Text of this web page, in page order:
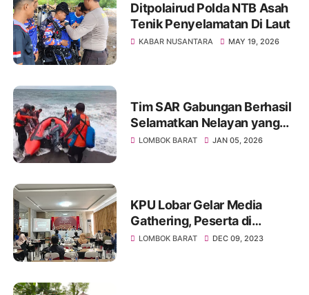
Ditpolairud Polda NTB Asah
Tenik Penyelamatan Di Laut
KABAR NUSANTARA MAY 19, 2026
Tim SAR Gabungan Berhasil
Selamatkan Nelayan yang
Pingsan di Tengah Laut
LOMBOK BARAT JAN 05, 2026
KPU Lobar Gelar Media
Gathering, Peserta di
Harapkan Turut Sukseskan
LOMBOK BARAT DEC 09, 2023